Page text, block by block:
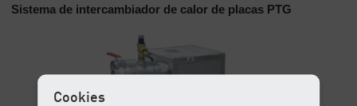
Sistema de intercambiador de calor de placas PTG
Cookies